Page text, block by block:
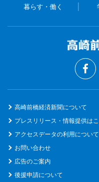
暮らす・働く
高崎前橋経済新聞について
プレスリリース・情報提供は
アクセスデータの利用について
お問い合わせ
広告のご案内
後援申請について